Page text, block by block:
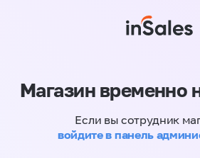
Магазин временно
Если вы сотрудник
войдите в панель